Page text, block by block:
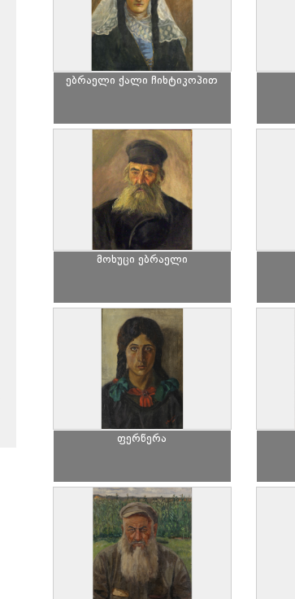
ებრაელი ქალი ჩიხტიკოპით
მოხუცი ებრაელი
ფერწერა